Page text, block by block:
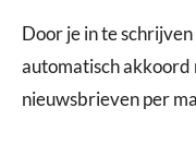
Door je in te
automatisch akkoord
nieuwsbrieven per